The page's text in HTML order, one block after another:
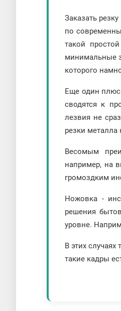
Заказать
по
такой
минимальные
которого
Еще один плюс
сводятся к
лезвия не
резки
Весомым
например, на
громоздким
Ножовка -
решения
уровне.
В этих
такие кадры